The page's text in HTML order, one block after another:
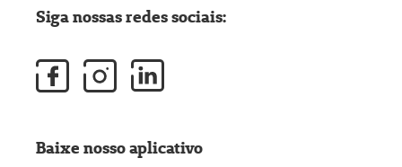
Siga nossas redes sociais:
Baixe nosso aplicativo